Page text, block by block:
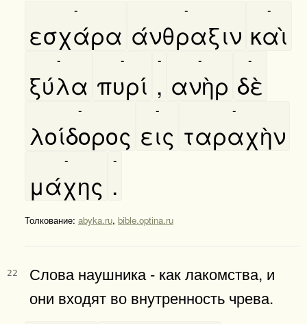
εσχάρα
-
άνθραξιν
-
καὶ
-
ξύλα
-
πυρί
-
,
-
ανὴρ
-
δὲ
-
λοίδορος
-
εις
-
ταραχὴν
-
μάχης
-
.
-
Толкование: abyka.ru, bible.optina.ru
22
Слова наушника - как лакомства, и
они входят во внутренность чрева.